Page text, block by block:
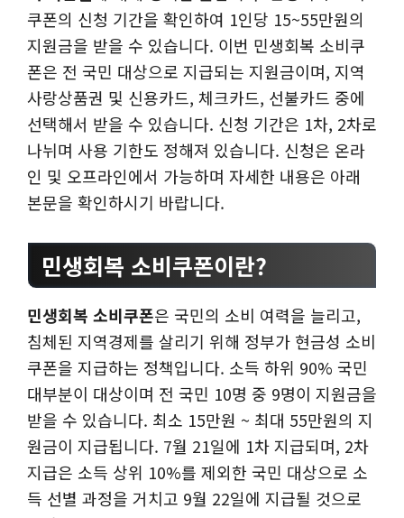
쿠폰의 신청 기간을 확인하여 1인당 15~55만원의
지원금을 받을 수 있습니다. 이번 민생회복 소비쿠
폰은 전 국민 대상으로 지급되는 지원금이며, 지역
사랑상품권 및 신용카드, 체크카드, 선불카드 중에
선택해서 받을 수 있습니다. 신청 기간은 1차, 2차로
나뉘며 사용 기한도 정해져 있습니다. 신청은 온라
인 및 오프라인에서 가능하며 자세한 내용은 아래
본문을 확인하시기 바랍니다.
민생회복 소비쿠폰이란?
민생회복 소비쿠폰은 국민의 소비 여력을 늘리고,
침체된 지역경제를 살리기 위해 정부가 현금성 소비
쿠폰을 지급하는 정책입니다. 소득 하위 90% 국민
대부분이 대상이며 전 국민 10명 중 9명이 지원금을
받을 수 있습니다. 최소 15만원 ~ 최대 55만원의 지
원금이 지급됩니다. 7월 21일에 1차 지급되며, 2차
지급은 소득 상위 10%를 제외한 국민 대상으로 소
득 선별 과정을 거치고 9월 22일에 지급될 것으로